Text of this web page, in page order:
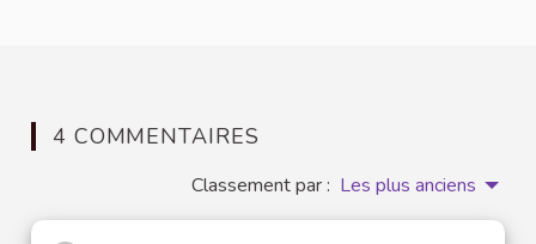
4 COMMENTAIRES
Classement par : Les plus anciens